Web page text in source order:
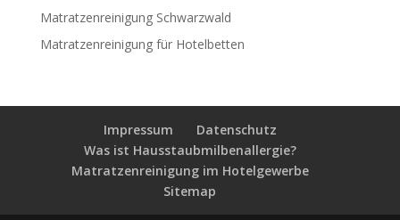
Matratzenreinigung Schwarzwald
Matratzenreinigung für Hotelbetten
Impressum
Datenschutz
Was ist Hausstaubmilbenallergie?
Matratzenreinigung im Hotelgewerbe
Sitemap